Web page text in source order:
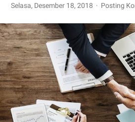
Selasa, Desember 18, 2018 Posting